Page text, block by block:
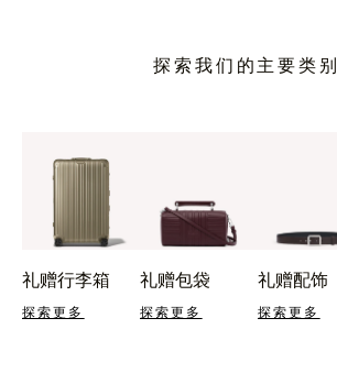
探索我们的主要类别
礼赠行李箱
探索更多
礼赠包袋
探索更多
礼赠配饰
探索更多